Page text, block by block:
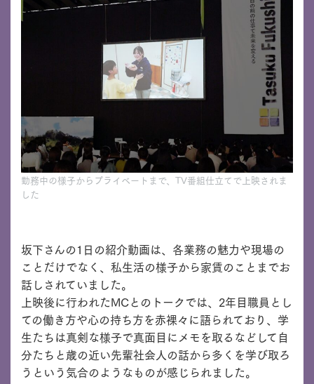
勤務中の様子からプライベートまで、TV番組仕立てで上映されま
した
坂下さんの1日の紹介動画は、各業務の魅力や現場の
ことだけでなく、私生活の様子から家賃のことまでお
話しされていました。
上映後に行われたMCとのトークでは、2年目職員とし
ての働き方や心の持ち方を赤裸々に語られており、学
生たちは真剣な様子で真面目にメモを取るなどして自
分たちと歳の近い先輩社会人の話から多くを学び取ろ
うという気合のようなものが感じられました。